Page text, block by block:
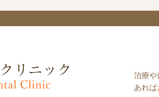
治療
あれば